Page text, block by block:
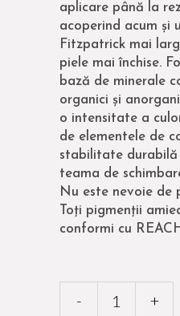
aplicare până la
acoperind acum și
Fitzpatrick mai
piele mai închise.
bază de minerale
organici și
o intensitate a
de elementele de
stabilitate durabilă
teama de
Nu este nevoie de
Toți pigmenții
conformi cu
- +